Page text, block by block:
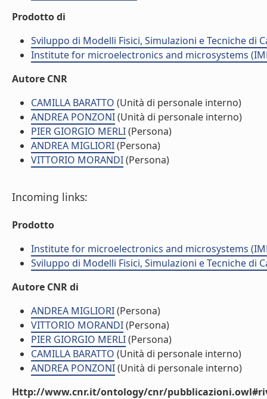
Prodotto di
Sviluppo di Modelli Fisici, Simulazioni e Tecniche di
Institute for microelectronics and microsystems
Autore CNR
CAMILLA BARATTO (Unità di personale interno)
ANDREA PONZONI(Unità di personale interno)
PIER GIORGIO MERLI(Persona)
ANDREA MIGLIORI(Persona)
VITTORIO MORANDI(Persona)
Incoming links:
Prodotto
Institute for microelectronics and microsystems
Sviluppo di Modelli Fisici, Simulazioni e Tecniche di
Autore CNR di
ANDREA MIGLIORI(Persona)
VITTORIO MORANDI(Persona)
PIER GIORGIO MERLI(Persona)
CAMILLA BARATTO (Unità di personale interno)
ANDREA PONZONI(Unità di personale interno)
Http://www.cnr.it/ontology/cnr/